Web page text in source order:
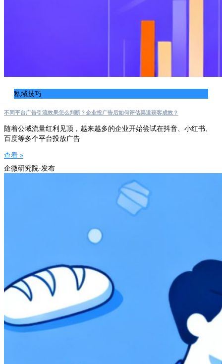
私域技巧
不同平台广告引流效果怎么判断？企业投广告后如何评估渠道获客成效？
随着公域流量红利见顶，越来越多的企业开始尝试在抖音、小红书、
百度等多个平台投放广告
查看 »
企微研究院-发布